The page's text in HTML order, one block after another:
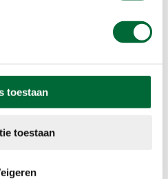
toestaan
toestaan